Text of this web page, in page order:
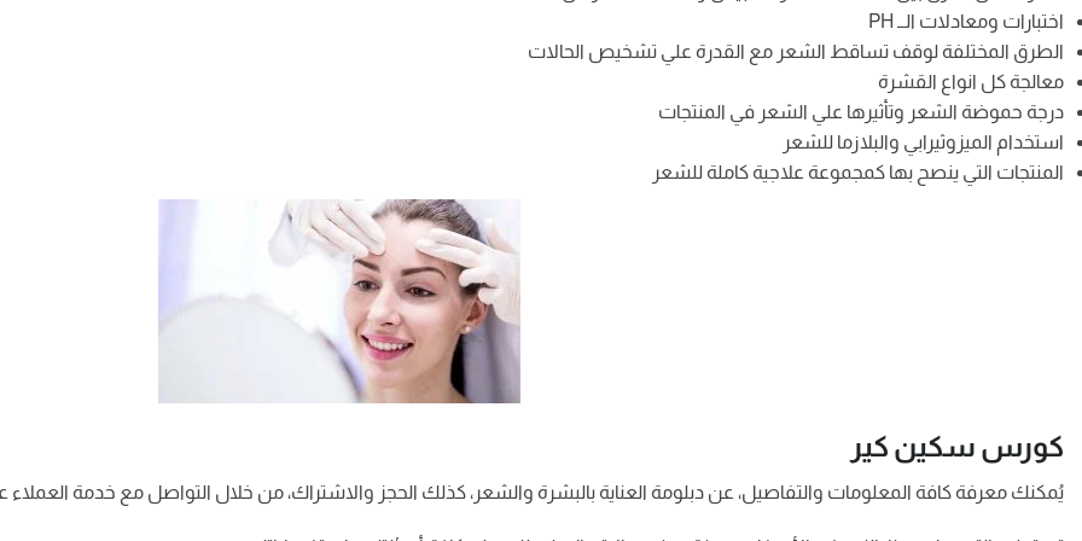
اختبارات ومعادلات الــ PH
الطرق المختلفة لوقف تساقط الشعر مع القدرة علي تشخيص الحالات
معالجة كل انواع القشرة
درجة حموضة الشعر وتأثيرها علي الشعر في المنتجات
استخدام الميزوثيرابي والبلازما للشعر
المنتجات التي ينصح بها كمجموعة علاجية كاملة للشعر
كورس سكين كير
يُمكنك معرفة كافة المعلومات والتفاصيل، عن دبلومة العناية بالبشرة والشعر، كذلك الحجز والاشتراك، من خلال التواصل مع خدمة العملاء عبر الأرقام 01098147260 أو